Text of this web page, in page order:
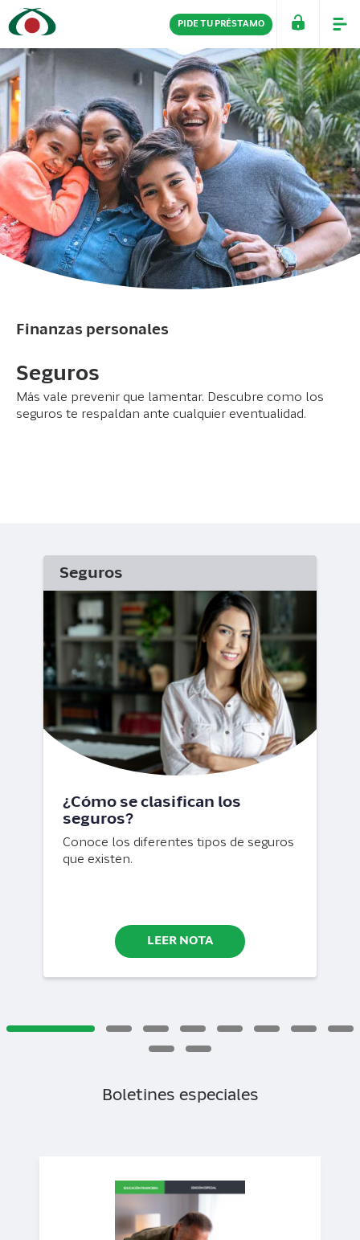
PIDE TU PRÉSTAMO
PERSONAS EMPRESAS
Finanzas personales
Seguros
Más vale prevenir que lamentar. Descubre como los
seguros te respaldan ante cualquier eventualidad.
Seguros
¿Cómo se clasifican los
seguros?
Conoce los diferentes tipos de seguros
que existen.
LEER NOTA
Boletines especiales